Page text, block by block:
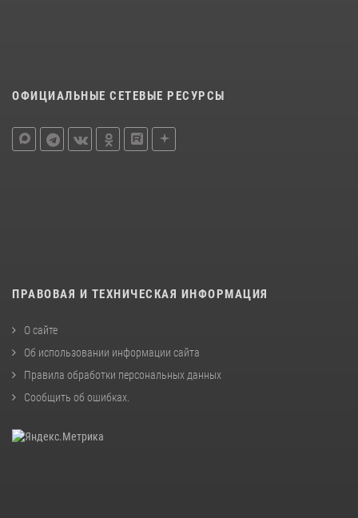
ОФИЦИАЛЬНЫЕ СЕТЕВЫЕ РЕСУРСЫ
ПРАВОВАЯ И ТЕХНИЧЕСКАЯ ИНФОРМАЦИЯ
О сайте
Об использовании информации сайта
Правила обработки персональных данных
Сообщить об ошибках